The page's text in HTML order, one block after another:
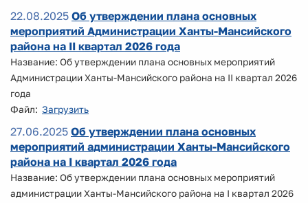
22.08.2025 Об утверждении плана основных
мероприятий Администрации Ханты-Мансийского
района на II квартал 2026 года
Название: Об утверждении плана основных мероприятий
Администрации Ханты-Мансийского района на II квартал 2026
года
Файл: Загрузить
27.06.2025 Об утверждении плана основных
мероприятий администрации Ханты-Мансийского
района на I квартал 2026 года
Название: Об утверждении плана основных мероприятий
администрации Ханты-Мансийского района на I квартал 2026